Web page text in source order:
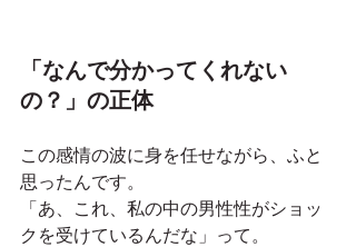
「なんで分かってくれない
の？」の正体
この感情の波に身を任せながら、ふと
思ったんです。
「あ、これ、私の中の男性性がショッ
クを受けているんだな」って。